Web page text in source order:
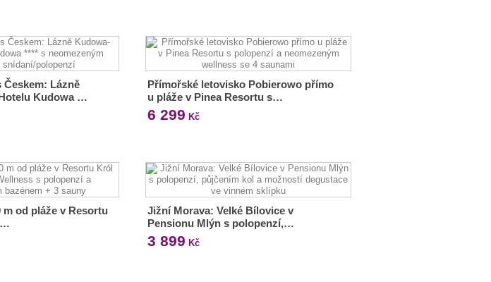
Lázně
Kudowa …
Přímořské letovisko Pobierowo přímo
u pláže v Pinea Resortu s…
6 299 Kč
m od pláže v Resortu
Jižní Morava: Velké Bílovice v
Pensionu Mlýn s polopenzí,…
3 899 Kč